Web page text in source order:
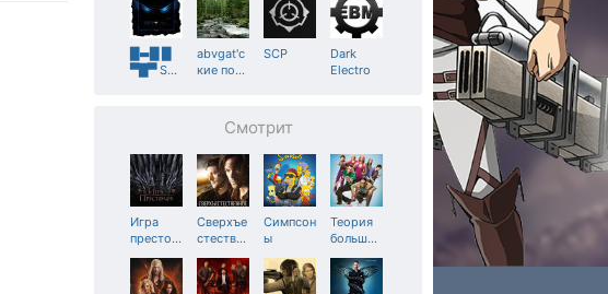
█▬█ █
▀█▀ S…
abvgat'с
кие по…
SCP
Dark
Electro
Смотрит
Игра
престо…
Сверхъе
стеств…
Симпсон
ы
Теория
больш…